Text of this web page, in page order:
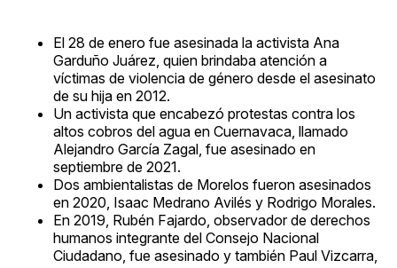
El 28 de enero fue asesinada la activista Ana
Garduño Juárez, quien brindaba atención a
víctimas de violencia de género desde el asesinato
de su hija en 2012.
Un activista que encabezó protestas contra los
altos cobros del agua en Cuernavaca, llamado
Alejandro García Zagal, fue asesinado en
septiembre de 2021.
Dos ambientalistas de Morelos fueron asesinados
en 2020, Isaac Medrano Avilés y Rodrigo Morales.
En 2019, Rubén Fajardo, observador de derechos
humanos integrante del Consejo Nacional
Ciudadano, fue asesinado y también Paul Vizcarra,